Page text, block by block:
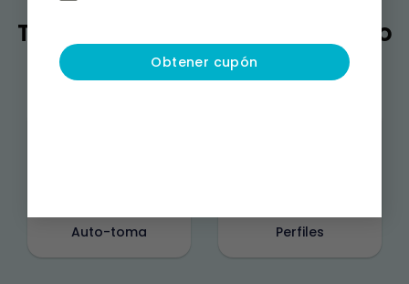
Obtener cupón
También puedes estar buscando
Auto-toma Perfiles